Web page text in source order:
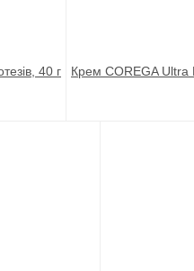
40 г Крем COREGA Ultra